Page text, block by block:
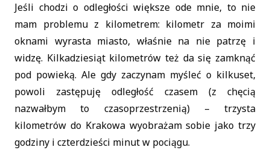
Jeśli chodzi o odległości większe ode mnie, to nie
mam problemu z kilometrem: kilometr za moimi
oknami wyrasta miasto, właśnie na nie patrzę i
widzę. Kilkadziesiąt kilometrów też da się zamknąć
pod powieką. Ale gdy zaczynam myśleć o kilkuset,
powoli zastępuję odległość czasem (z chęcią
nazwałbym to czasoprzestrzenią) – trzysta
kilometrów do Krakowa wyobrażam sobie jako trzy
godziny i czterdzieści minut w pociągu.